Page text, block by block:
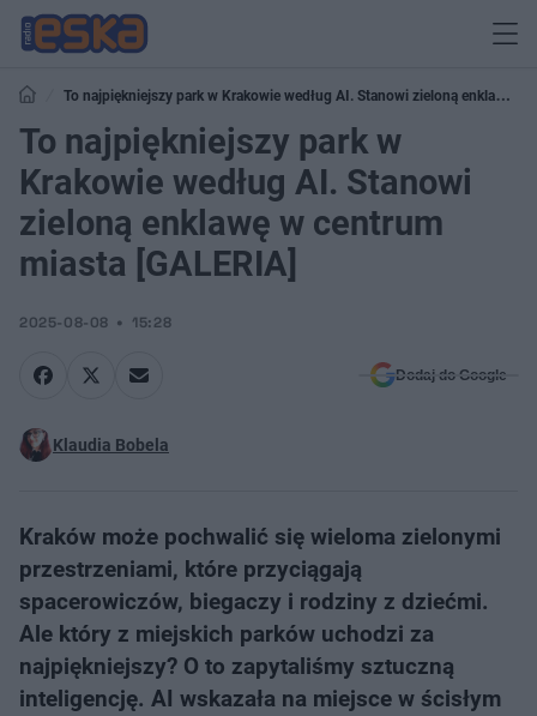
To najpiękniejszy park w Krakowie według AI. Stanowi zieloną enklawę w
centrum miasta [GALERIA]
To najpiękniejszy park w
Krakowie według AI. Stanowi
zieloną enklawę w centrum
miasta [GALERIA]
2025-08-08 15:28
Dodaj do Google
Klaudia Bobela
Kraków może pochwalić się wieloma zielonymi
przestrzeniami, które przyciągają
spacerowiczów, biegaczy i rodziny z dziećmi.
Ale który z miejskich parków uchodzi za
najpiękniejszy? O to zapytaliśmy sztuczną
inteligencję. AI wskazała na miejsce w ścisłym